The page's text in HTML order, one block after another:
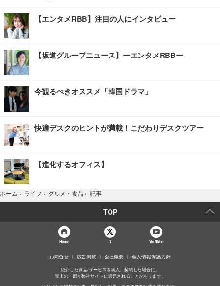
【エンタメRBB】注目の人にインタビュー
【坂道グループニュース】ーエンタメRBBー
今観るべきオススメ「韓国ドラマ」
快適デスクのヒントが満載！こだわりデスクツアー
【進化するオフィス】
ホーム › ライフ › グルメ・食品 › 記事
TOP
Home X YouTube
お問合せ 広告掲載 会社概要 個人情報保護方針
紹介した商品/サービスを購入、契約した場合に、
売上の一部が弊社サイトに還元されることがあります。